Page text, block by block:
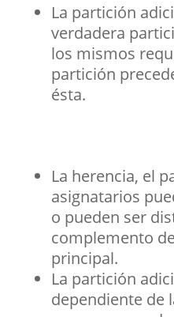
La partición
verdadera
los mismos
partición
ésta.
La herencia, el
asignatarios
o pueden ser
complemento
principal.
La partición
dependiente de